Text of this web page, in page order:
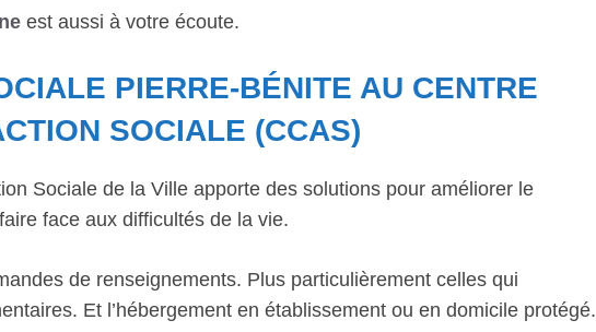
est aussi à votre écoute.
PIERRE-BÉNITE AU CENTRE
SOCIALE (CCAS)
Sociale de la Ville apporte des solutions pour améliorer le
face aux difficultés de la vie.
de renseignements. Plus particulièrement celles qui
Et l’hébergement en établissement ou en domicile protégé.